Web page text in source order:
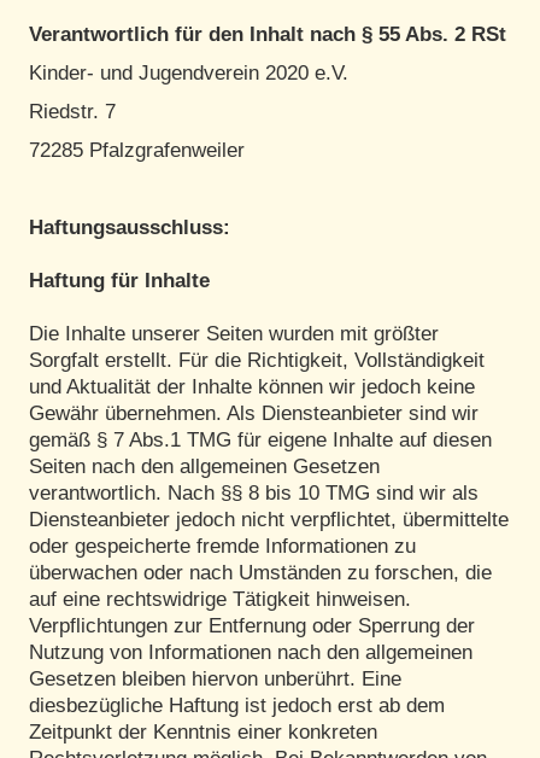
Verantwortlich für den Inhalt nach § 55 Abs. 2 RSt
Kinder- und Jugendverein 2020 e.V.
Riedstr. 7
72285 Pfalzgrafenweiler
Haftungsausschluss:
Haftung für Inhalte
Die Inhalte unserer Seiten wurden mit größter
Sorgfalt erstellt. Für die Richtigkeit, Vollständigkeit
und Aktualität der Inhalte können wir jedoch keine
Gewähr übernehmen. Als Diensteanbieter sind wir
gemäß § 7 Abs.1 TMG für eigene Inhalte auf diesen
Seiten nach den allgemeinen Gesetzen
verantwortlich. Nach §§ 8 bis 10 TMG sind wir als
Diensteanbieter jedoch nicht verpflichtet, übermittelte
oder gespeicherte fremde Informationen zu
überwachen oder nach Umständen zu forschen, die
auf eine rechtswidrige Tätigkeit hinweisen.
Verpflichtungen zur Entfernung oder Sperrung der
Nutzung von Informationen nach den allgemeinen
Gesetzen bleiben hiervon unberührt. Eine
diesbezügliche Haftung ist jedoch erst ab dem
Zeitpunkt der Kenntnis einer konkreten